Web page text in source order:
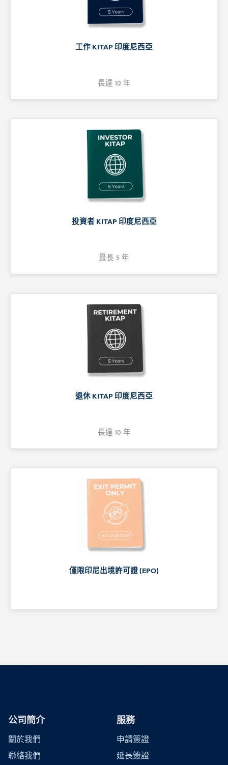
工作 KITAP 印度尼西亞
長達 10 年
投資者 KITAP 印度尼西亞
最長 5 年
退休 KITAP 印度尼西亞
長達 10 年
僅限印尼出境許可證 (EPO)
公司簡介
關於我們
聯絡我們
服務
申請簽證
延長簽證